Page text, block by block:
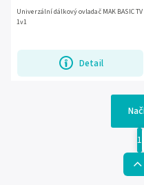
Detail
Univerzální dálkový ovladač MAK BASIC TV
1v1
1